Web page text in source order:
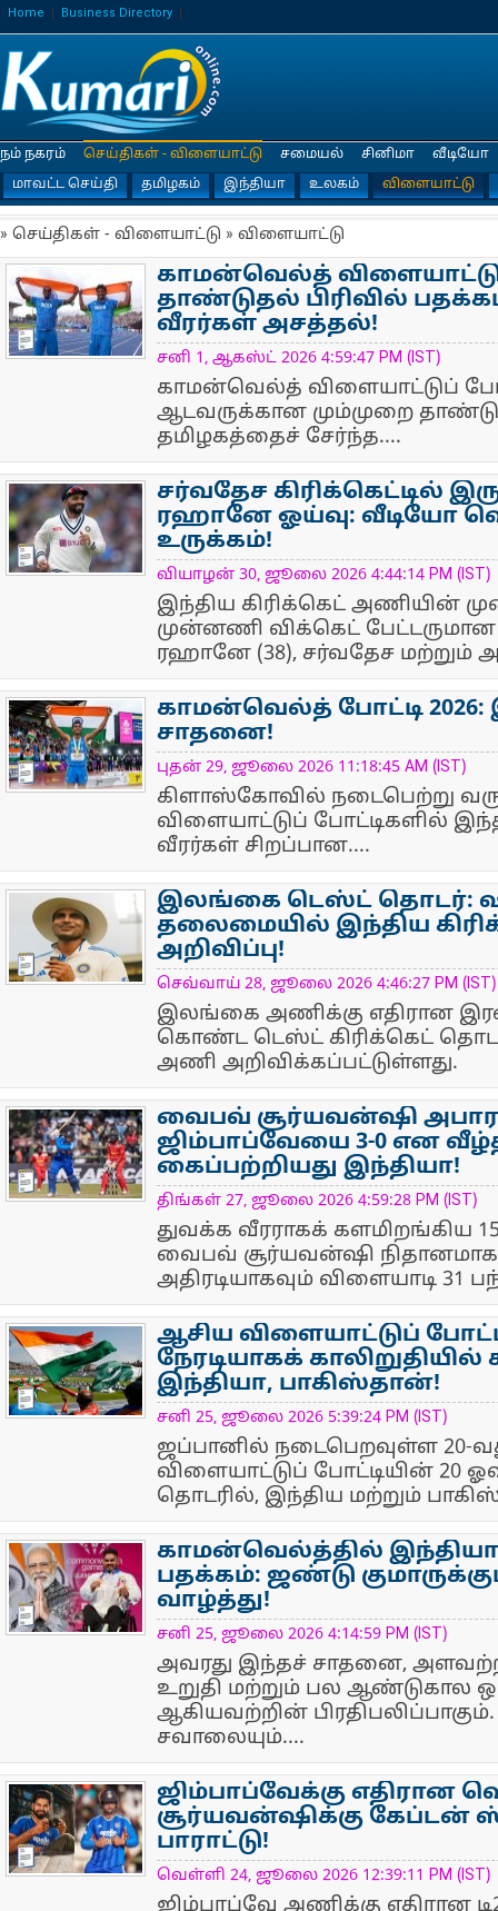
Home Business Directory
நம் நகரம்
செய்திகள் - விளையாட்டு
மாவட்ட செய்தி
தமிழகம் இந்தியா உலகம் விளையாட்டு
சமையல் சினிமா வீடியோ
» செய்திகள் - விளையாட்டு » விளையாட்டு
NewsIcon
காமன்வெல்த்
தாண்டுதல் பிரிவில்
வீரர்கள் அசத்தல்!
சனி 1, ஆகஸ்ட் 2026 4:59:47 PM (IST)
காமன்வெல்த் விளையாட்டுப்
ஆடவருக்கான மும்முறை
தமிழகத்தைச் சேர்ந்த....
NewsIcon
சர்வதேச கிரிக்கெட்டில்
ரஹானே ஓய்வு: வீடியோ
உருக்கம்!
வியாழன் 30, ஜூலை 2026 4:44:14 PM (IST)
இந்திய கிரிக்கெட் அணியின்
முன்னணி விக்கெட்
ரஹானே (38), சர்வதேச மற்றும்
NewsIcon
காமன்வெல்த் போட்டி
சாதனை!
புதன் 29, ஜூலை 2026 11:18:45 AM (IST)
கிளாஸ்கோவில் நடைபெற்று
விளையாட்டுப் போட்டிகளில்
வீரர்கள் சிறப்பான....
NewsIcon
இலங்கை டெஸ்ட் தொடர்:
தலைமையில் இந்திய
அறிவிப்பு!
செவ்வாய் 28, ஜூலை 2026 4:46:27 PM (IST)
இலங்கை அணிக்கு எதிரான
கொண்ட டெஸ்ட் கிரிக்கெட்
அணி அறிவிக்கப்பட்டுள்ளது.
NewsIcon
வைபவ் சூர்யவன்ஷி
ஜிம்பாப்வேயை 3-0 என
கைப்பற்றியது இந்தியா!
திங்கள் 27, ஜூலை 2026 4:59:28 PM (IST)
துவக்க வீரராகக் களமிறங்கிய
வைபவ் சூர்யவன்ஷி
அதிரடியாகவும் விளையாடி 31
NewsIcon
ஆசிய விளையாட்டுப் போட்டி
நேரடியாகக்
இந்தியா, பாகிஸ்தான்!
சனி 25, ஜூலை 2026 5:39:24 PM (IST)
ஜப்பானில் நடைபெறவுள்ள 20-
விளையாட்டுப் போட்டியின் 20
தொடரில், இந்திய மற்றும்
NewsIcon
காமன்வெல்த்தில்
பதக்கம்: ஜண்டு
வாழ்த்து!
சனி 25, ஜூலை 2026 4:14:59 PM (IST)
அவரது இந்தச் சாதனை,
உறுதி மற்றும் பல ஆண்டுகால
ஆகியவற்றின்
சவாலையும்....
NewsIcon
ஜிம்பாப்வேக்கு எதிரான
சூர்யவன்ஷிக்கு கேப்டன்
பாராட்டு!
வெள்ளி 24, ஜூலை 2026 12:39:11 PM (IST)